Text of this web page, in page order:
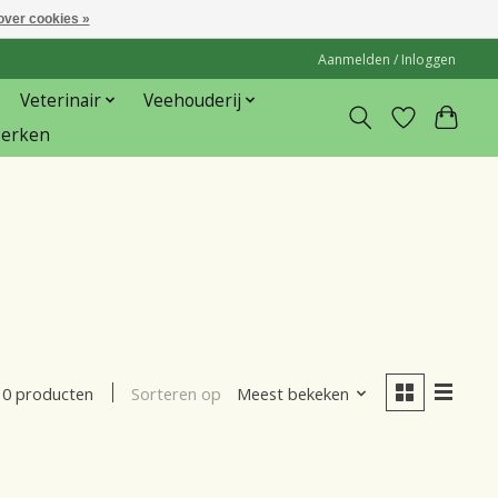
Aanmelden / Inloggen
Veterinair
Veehouderij
0 producten Sorteren op Meest bekeken
cookies »